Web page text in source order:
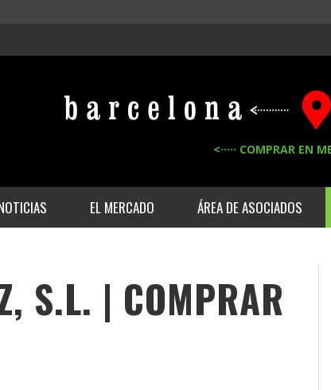
<····· COMPRAR EN
EL MERCADO ÁREA DE ASOCIADOS
S.L. | COMPRAR